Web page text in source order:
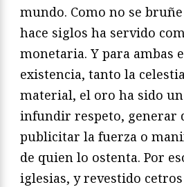
mundo. Como no se
hace siglos ha servido
monetaria. Y para ambas
existencia, tanto la
material, el oro ha sido
infundir respeto, generar
publicitar la fuerza o
de quien lo ostenta. Por
iglesias, y revestido